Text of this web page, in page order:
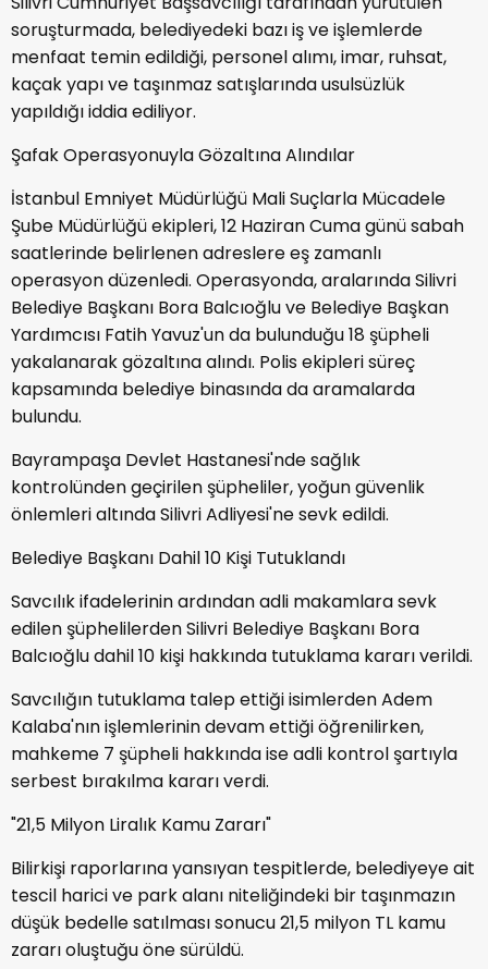
soruşturmada, belediyedeki bazı iş ve işlemlerde
menfaat temin edildiği, personel alımı, imar, ruhsat,
kaçak yapı ve taşınmaz satışlarında usulsüzlük
yapıldığı iddia ediliyor.
Şafak Operasyonuyla Gözaltına Alındılar
İstanbul Emniyet Müdürlüğü Mali Suçlarla Mücadele
Şube Müdürlüğü ekipleri, 12 Haziran Cuma günü sabah
saatlerinde belirlenen adreslere eş zamanlı
operasyon düzenledi. Operasyonda, aralarında Silivri
Belediye Başkanı Bora Balcıoğlu ve Belediye Başkan
Yardımcısı Fatih Yavuz'un da bulunduğu 18 şüpheli
yakalanarak gözaltına alındı. Polis ekipleri süreç
kapsamında belediye binasında da aramalarda
bulundu.
Bayrampaşa Devlet Hastanesi'nde sağlık
kontrolünden geçirilen şüpheliler, yoğun güvenlik
önlemleri altında Silivri Adliyesi'ne sevk edildi.
Belediye Başkanı Dahil 10 Kişi Tutuklandı
Savcılık ifadelerinin ardından adli makamlara sevk
edilen şüphelilerden Silivri Belediye Başkanı Bora
Balcıoğlu dahil 10 kişi hakkında tutuklama kararı verildi.
Savcılığın tutuklama talep ettiği isimlerden Adem
Kalaba'nın işlemlerinin devam ettiği öğrenilirken,
mahkeme 7 şüpheli hakkında ise adli kontrol şartıyla
serbest bırakılma kararı verdi.
"21,5 Milyon Liralık Kamu Zararı"
Bilirkişi raporlarına yansıyan tespitlerde, belediyeye ait
tescil harici ve park alanı niteliğindeki bir taşınmazın
düşük bedelle satılması sonucu 21,5 milyon TL kamu
zararı oluştuğu öne sürüldü.